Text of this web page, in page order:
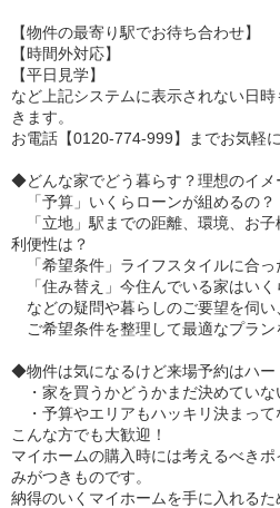
【物件の最寄り駅でお待ち合わせ】
【時間外対応】
【平日見学】
など上記システムに表示されない日
きます。
お電話【0120-774-999】までお気軽
◆どんな家でどう暮らす？理想のイ
「予算」いくらローンが組めるの？
「立地」駅までの距離、環境、お
利便性は？
「希望条件」ライフスタイルに合っ
「住み替え」今住んでいる家はいく
などの疑問や暮らしのご要望を伺い
ご希望条件を整理して最適なプラン
◆物件は気になるけど来場予約はハ
・家を買うかどうかまだ決めていな
・予算やエリアもハッキリ決まって
こんな方でも大歓迎！
マイホームの購入時には考えるべき
みがつきものです。
納得のいくマイホームを手に入れるた